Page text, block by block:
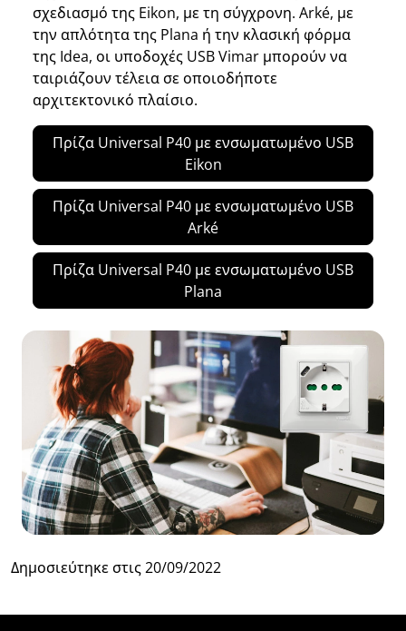
σχεδιασμό της Eikon, με τη σύγχρονη. Arké, με
την απλότητα της Plana ή την κλασική φόρμα
της Idea, οι υποδοχές USB Vimar μπορούν να
ταιριάζουν τέλεια σε οποιοδήποτε
αρχιτεκτονικό πλαίσιο.
Πρίζα Universal P40 με ενσωματωμένο USB
Eikon
Πρίζα Universal P40 με ενσωματωμένο USB
Arké
Πρίζα Universal P40 με ενσωματωμένο USB
Plana
Δημοσιεύτηκε στις20/09/2022